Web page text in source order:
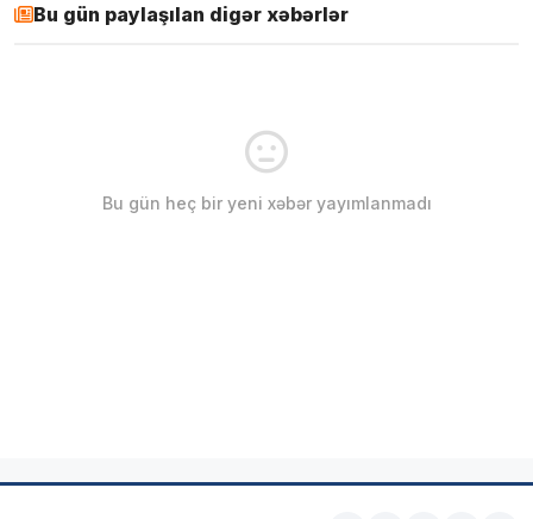
Bu gün paylaşılan digər xəbərlər
Bu gün heç bir yeni xəbər yayımlanmadı